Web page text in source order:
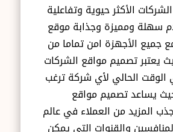
الأكثر حيوية وتفاعلية
سهلة ومميزة وجذابة موقع
جميع الأجهزة امن تماما من
يعتبر تصميم مواقع الشركات
الحالي لأي شركة ترغب
يساعد تصميم مواقع
المزيد من العملاء في عالم
والقنوات التي يمكن